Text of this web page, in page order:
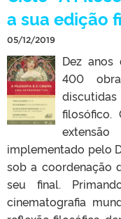
a sua edição
05/12/2019
Dez anos
400
implementado pelo
sob a coordenação
seu final.
cinematografia